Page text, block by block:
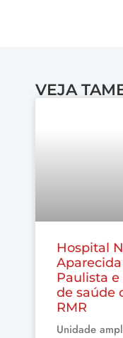
VEJA
Hospital
Paulista
de saúde
RMR
Unidade